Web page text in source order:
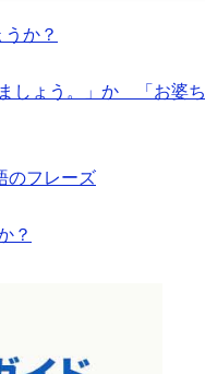
か？
しょう。」か 「お婆ち
のフレーズ
？